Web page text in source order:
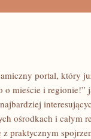
portal, który
o mieście i regionie!”
ośrodkach i całym
z praktycznym